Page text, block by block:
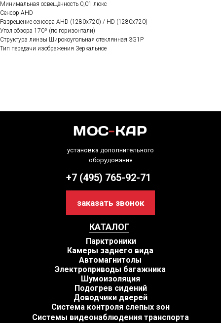
Минимальная освещённость 0,01 люкс
Сенсор AHD
Разрешение сенсора AHD (1280x720) / HD (1280x720)
Угол обзора 170º (по горизонтали)
Структура линзы Широкоугольная стеклянная 3G1P
Тип передачи изображения Зеркальное
КАТАЛОГ
+7 (495) 765-92-71
установка дополнительного
оборудования
Автомагнитолы
Шумоизоляция
Парктроники
Электроприводы багажника
Система контроля слепых зон
Системы видеонаблюдения транспорта
Камеры заднего вида
Подогрев сидений
заказать звонок
Доводчики дверей